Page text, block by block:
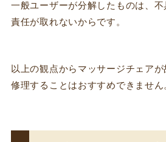
一般ユーザーが分解したものは、
責任が取れないからです。
以上の観点からマッサージチェア
修理することはおすすめできません